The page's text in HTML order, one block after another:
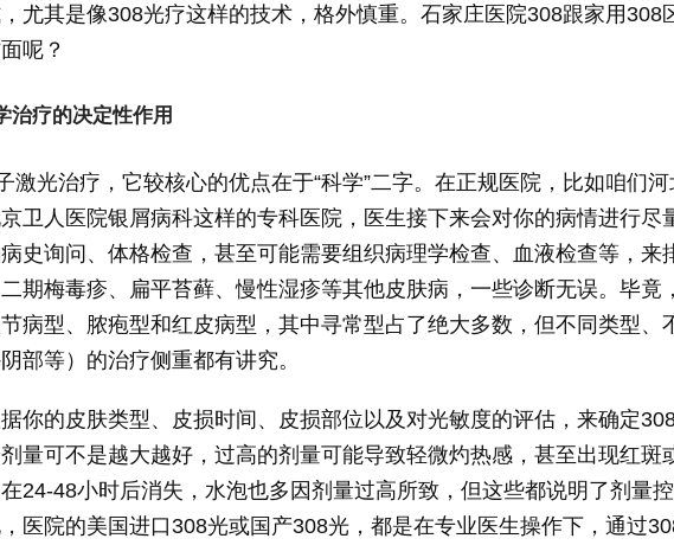
尤其是像308光疗这样的技术，格外慎重。石家庄医院308跟家用308
呢？
治疗的决定性作用
激光治疗，它较核心的优点在于“科学”二字。在正规医院，比如咱们
卫人医院银屑病科这样的专科医院，医生接下来会对你的病情进行尽
史询问、体格检查，甚至可能需要组织病理学检查、血液检查等，来
期梅毒疹、扁平苔藓、慢性湿疹等其他皮肤病，一些诊断无误。毕竟
病型、脓疱型和红皮病型，其中寻常型占了绝大多数，但不同类型、
部等）的治疗侧重都有讲究。
你的皮肤类型、皮损时间、皮损部位以及对光敏度的评估，来确定
量可不是越大越好，过高的剂量可能导致轻微灼热感，甚至出现红斑
24-48小时后消失，水泡也多因剂量过高所致，但这些都说明了剂量
医院的美国进口308光或国产308光，都是在专业医生操作下，通过